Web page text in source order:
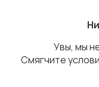
Музыкальные
Увы, мы
Смягчите